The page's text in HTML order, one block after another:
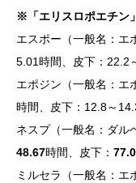
※「エリスロポエチン
エスポー（一般名：エ
5.01時間、皮下：22.2
エポジン（一般名：エ
時間、皮下：12.8～
ネスプ（一般名：ダル
48.67時間、皮下：
ミルセラ（一般名：エ